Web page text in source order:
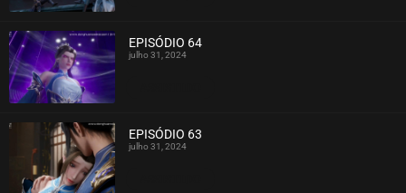
EPISÓDIO 64
julho 31, 2024
EPISÓDIO 63
julho 31, 2024